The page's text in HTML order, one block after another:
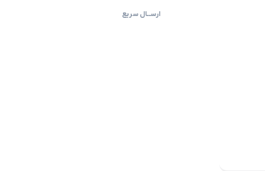
ارســال سریع